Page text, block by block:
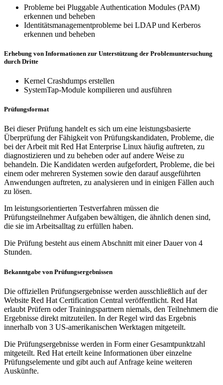
Probleme bei Pluggable Authentication Modules (PAM)
erkennen und beheben
Identitätsmanagementprobleme bei LDAP und Kerberos
erkennen und beheben
Erhebung von Informationen zur Unterstützung der Problemuntersuchung
durch Dritte
Kernel Crashdumps erstellen
SystemTap-Module kompilieren und ausführen
Prüfungsformat
Bei dieser Prüfung handelt es sich um eine leistungsbasierte
Überprüfung der Fähigkeit von Prüfungskandidaten, Probleme, die
bei der Arbeit mit Red Hat Enterprise Linux häufig auftreten, zu
diagnostizieren und zu beheben oder auf andere Weise zu
behandeln. Die Kandidaten werden aufgefordert, Probleme, die bei
einem oder mehreren Systemen sowie den darauf ausgeführten
Anwendungen auftreten, zu analysieren und in einigen Fällen auch
zu lösen.
Im leistungsorientierten Testverfahren müssen die
Prüfungsteilnehmer Aufgaben bewältigen, die ähnlich denen sind,
die sie im Arbeitsalltag zu erfüllen haben.
Die Prüfung besteht aus einem Abschnitt mit einer Dauer von 4
Stunden.
Bekanntgabe von Prüfungsergebnissen
Die offiziellen Prüfungsergebnisse werden ausschließlich auf der
Website Red Hat Certification Central veröffentlicht. Red Hat
erlaubt Prüfern oder Trainingspartnern niemals, den Teilnehmern die
Ergebnisse direkt mitzuteilen. In der Regel wird das Ergebnis
innerhalb von 3 US-amerikanischen Werktagen mitgeteilt.
Die Prüfungsergebnisse werden in Form einer Gesamtpunktzahl
mitgeteilt. Red Hat erteilt keine Informationen über einzelne
Prüfungselemente und gibt auch auf Anfrage keine weiteren
Auskünfte.